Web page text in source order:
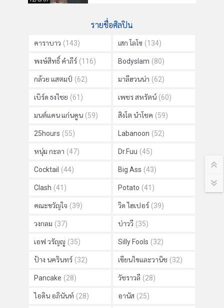
รายชื่อศิลปิน
คาราบาว (143) เสก โลโซ (134)
พงษ์สิทธิ์ คำภีร์ (116) Bodyslam (80)
กล้วย แสตมป์ (62) มาลีฮวนน่า (62)
เบิร์ด ธงไชย (61) เพชร สหรัตน์ (60)
มนต์แคน แก่นคูน (59) สิงโต นำโชค (59)
25hours (55) Labanoon (52)
หนุ่ม กะลา (47) Dr.Fuu (45)
Cocktail (44) Big Ass (43)
Clash (41) Potato (41)
คณะขวัญใจ (39) วิด ไฮเปอร์ (39)
วงกลม (37) บ่าววี (35)
เอฟ วรัญญู (35) Silly Fools (32)
ป้าง นครินทร์ (32) เขียนไขและวานิช (32)
Pancake (28) วัชราวลี (28)
ไอดิน อภินันท์ (28) อานัส (25)